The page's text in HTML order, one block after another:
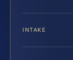
INTAKE